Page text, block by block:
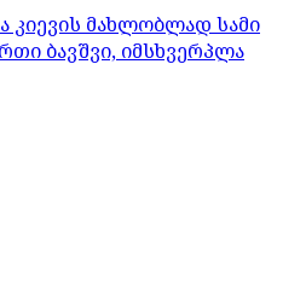
კიევის მახლობლად სამი
ბავშვი, იმსხვერპლა